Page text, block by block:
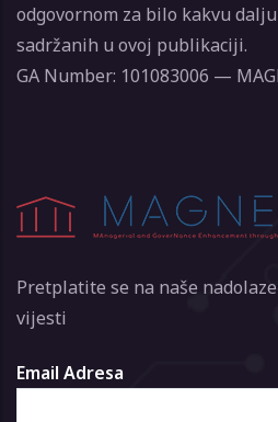
odgovornom za bilo kakvu
sadržanih u ovoj publikaciji.
GA Number: 101083006 —
Pretplatite se na naše
vijesti
Email Adresa